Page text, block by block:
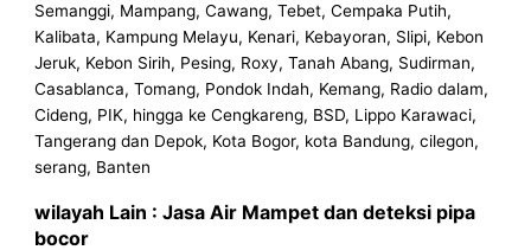
Semanggi, Mampang, Cawang, Tebet, Cempaka Putih,
Kalibata, Kampung Melayu, Kenari, Kebayoran, Slipi, Kebon
Jeruk, Kebon Sirih, Pesing, Roxy, Tanah Abang, Sudirman,
Casablanca, Tomang, Pondok Indah, Kemang, Radio dalam,
Cideng, PIK, hingga ke Cengkareng, BSD, Lippo Karawaci,
Tangerang dan Depok, Kota Bogor, kota Bandung, cilegon,
serang, Banten
wilayah Lain : Jasa Air Mampet dan deteksi pipa
bocor